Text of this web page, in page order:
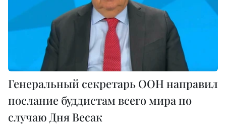
Генеральный секретарь ООН направил
послание буддистам всего мира по
случаю Дня Весак